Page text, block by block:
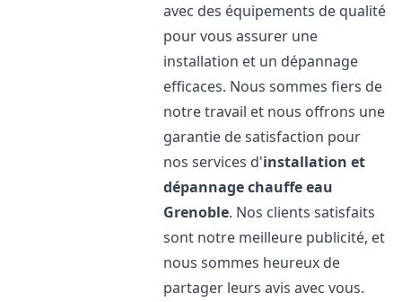
avec des équipements de qualité
pour vous assurer une
installation et un dépannage
efficaces. Nous sommes fiers de
notre travail et nous offrons une
garantie de satisfaction pour
nos services d'installation et
dépannage chauffe eau
Grenoble. Nos clients satisfaits
sont notre meilleure publicité, et
nous sommes heureux de
partager leurs avis avec vous.